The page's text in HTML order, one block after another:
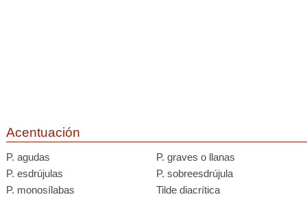
Acentuación
P. agudas
P. graves o llanas
P. esdrújulas
P. sobreesdrújula
P. monosílabas
Tilde diacrítica